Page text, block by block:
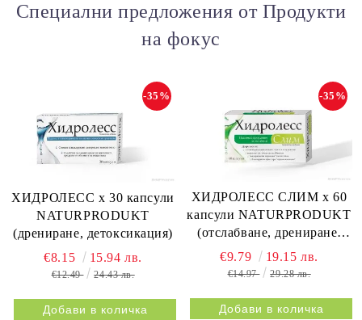
Специални предложения от Продукти
на фокус
ХИДРОЛЕСС х 30 капсули
NATURPRODUKT
(дрениране, детоксикация)
-35%
€8.15 15.94 лв.
€12.49 24.43 лв.
ХИДРОЛЕСС СЛИМ х 60
капсули NATURPRODUKT
(отслабване, дрениране,
метаболизъм)
-35%
€9.79 19.15 лв.
€14.97 29.28 лв.